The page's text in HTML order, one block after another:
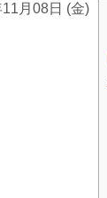
月08日 (金)